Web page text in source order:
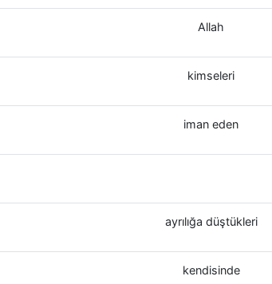
Allah
kimseleri
iman eden
ayrılığa düştükleri
kendisinde